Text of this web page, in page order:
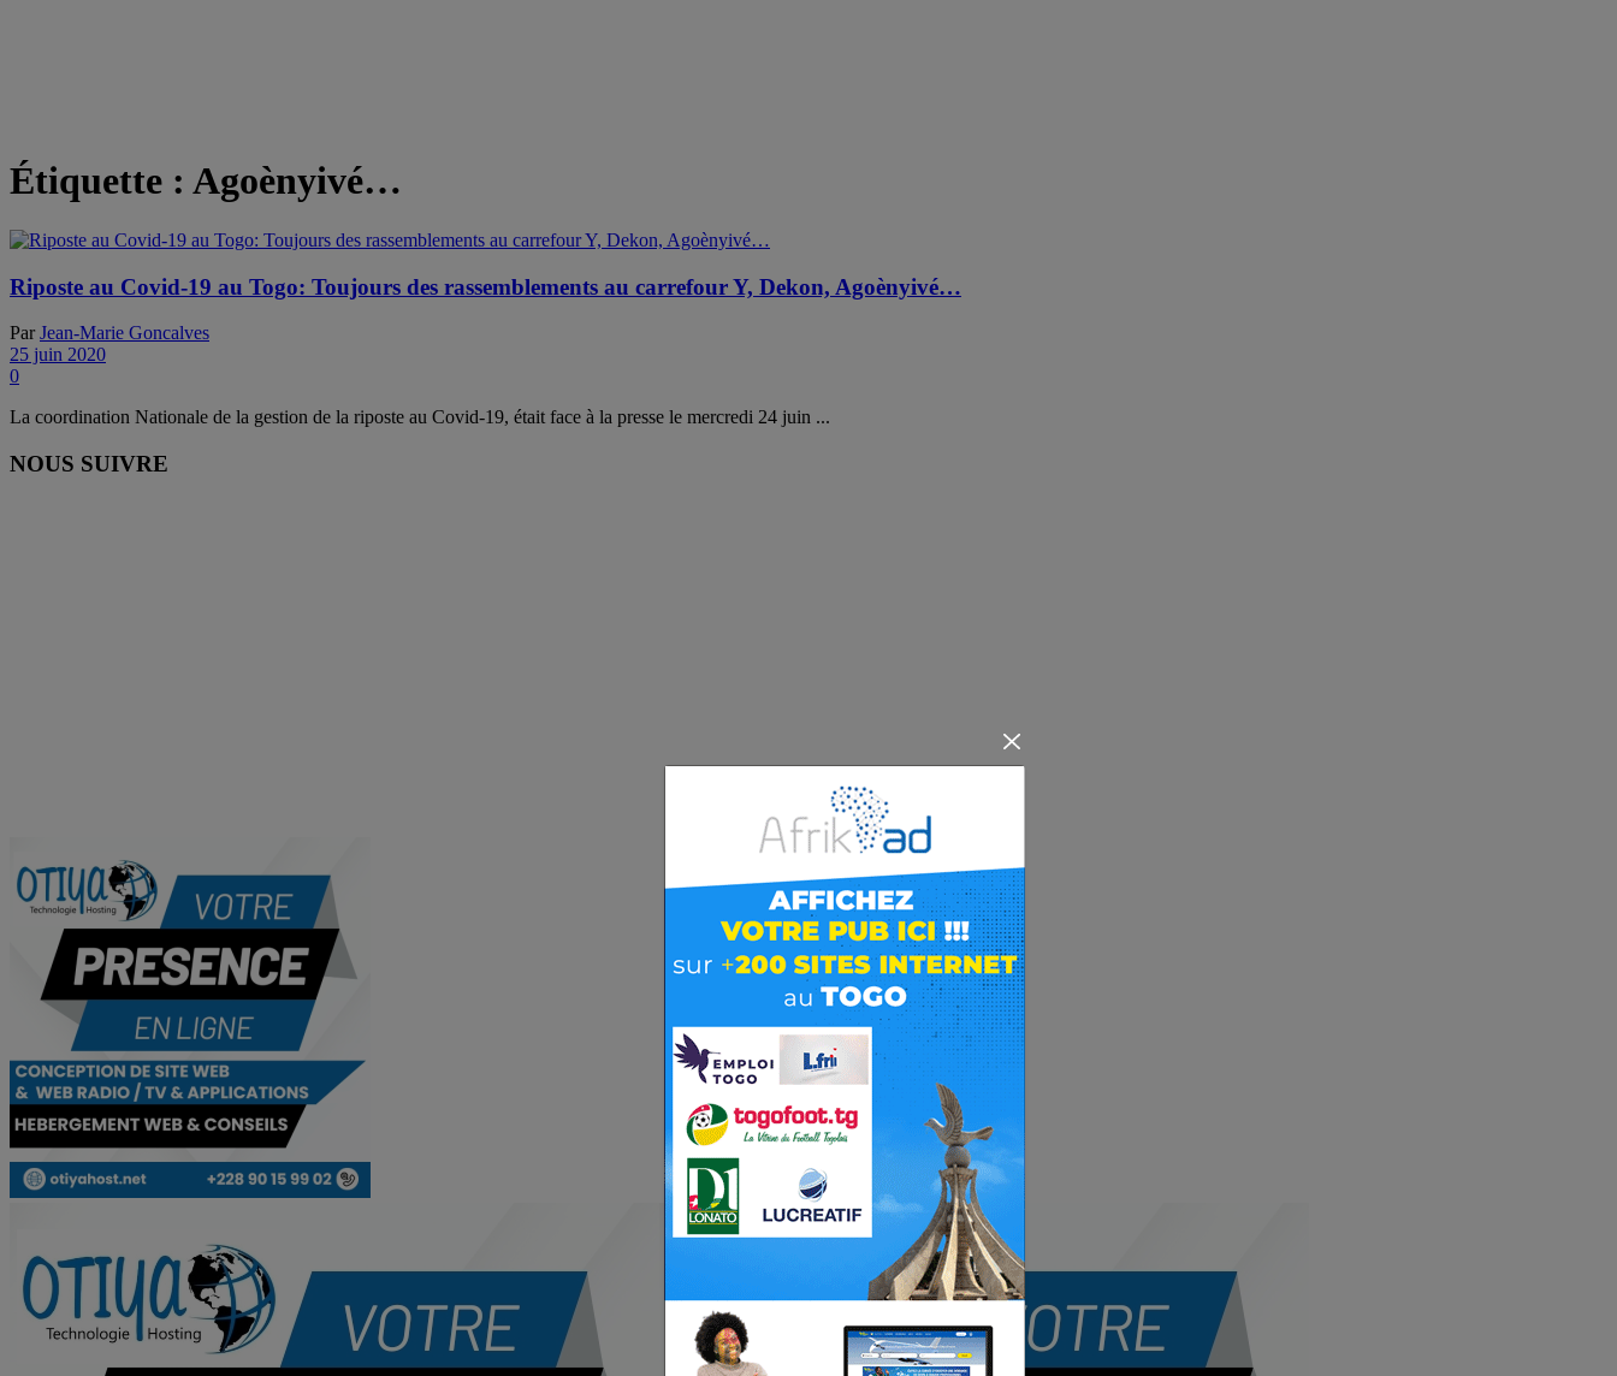
Étiquette : Agoènyivé…
Riposte au Covid-19 au Togo: Toujours des rassemblements au carrefour Y, Dekon, Agoènyivé…
Par Jean-Marie Goncalves
25 juin 2020
0
La coordination Nationale de la gestion de la riposte au Covid-19, était face à la presse le mercredi 24 juin ...
NOUS SUIVRE